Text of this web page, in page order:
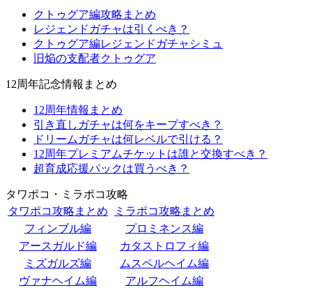
クトゥグア編攻略まとめ
レジェンドガチャは引くべき？
クトゥグア編レジェンドガチャシミュ
旧焔の支配者クトゥグア
12周年記念情報まとめ
12周年情報まとめ
引き直しガチャは何をキープすべき？
ドリームガチャは何レベルで引ける？
12周年プレミアムチケットは誰と交換すべき？
超育成応援パックは買うべき？
タワポコ・ミラポコ攻略
タワポコ攻略まとめ
ミラポコ攻略まとめ
フィンブル編
プロミネンス編
アースガルド編
カタストロフィ編
ミズガルズ編
ムスペルヘイム編
ヴァナヘイム編
アルフヘイム編